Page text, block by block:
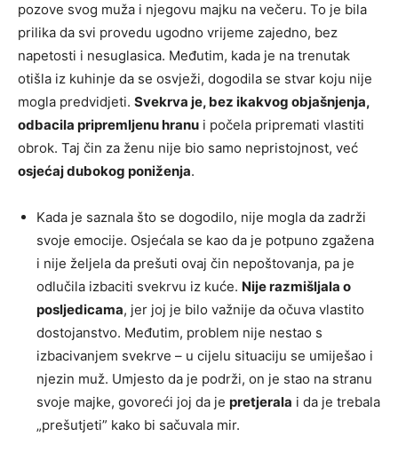
pozove svog muža i njegovu majku na večeru. To je bila
prilika da svi provedu ugodno vrijeme zajedno, bez
napetosti i nesuglasica. Međutim, kada je na trenutak
otišla iz kuhinje da se osvježi, dogodila se stvar koju nije
mogla predvidjeti. Svekrva je, bez ikakvog objašnjenja,
odbacila pripremljenu hranu i počela pripremati vlastiti
obrok. Taj čin za ženu nije bio samo nepristojnost, već
osjećaj dubokog poniženja.
Kada je saznala što se dogodilo, nije mogla da zadrži
svoje emocije. Osjećala se kao da je potpuno zgažena
i nije željela da prešuti ovaj čin nepoštovanja, pa je
odlučila izbaciti svekrvu iz kuće. Nije razmišljala o
posljedicama, jer joj je bilo važnije da očuva vlastito
dostojanstvo. Međutim, problem nije nestao s
izbacivanjem svekrve – u cijelu situaciju se umiješao i
njezin muž. Umjesto da je podrži, on je stao na stranu
svoje majke, govoreći joj da je pretjerala i da je trebala
„prešutjeti” kako bi sačuvala mir.